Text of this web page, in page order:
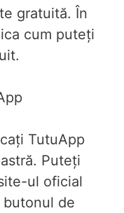
gratuită. În
cum puteți
TutuApp
Puteți
ul oficial
de